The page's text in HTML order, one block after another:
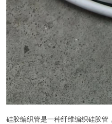
硅胶编织管是一种纤维编织硅胶管